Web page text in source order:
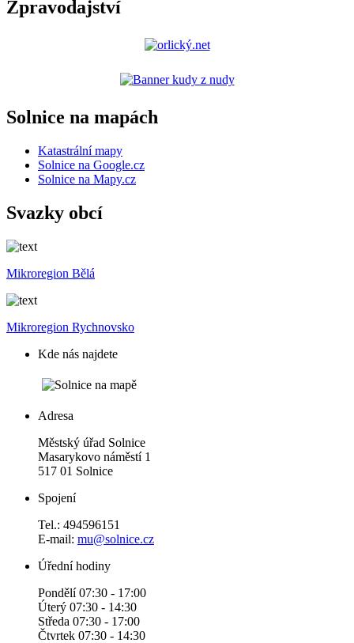
Zpravodajství
Solnice na mapách
Katastrální mapy
Solnice na Google.cz
Solnice na Mapy.cz
Svazky obcí
Mikroregion Bělá
Mikroregion Rychnovsko
Kde nás najdete
Adresa
Městský úřad Solnice
Masarykovo náměstí 1
517 01 Solnice
Spojení
Tel.: 494596151
E-mail: mu@solnice.cz
Úřední hodiny
Pondělí 07:30 - 17:00
Úterý 07:30 - 14:30
Středa 07:30 - 17:00
Čtvrtek 07:30 - 14:30